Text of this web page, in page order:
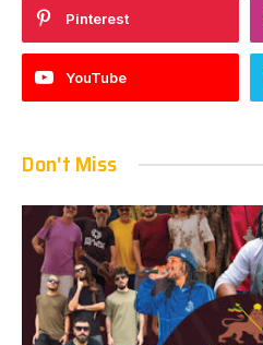
Pinterest
YouTube
Don't Miss